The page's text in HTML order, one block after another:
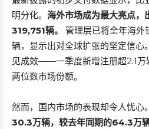
明分化。 海外市场成为最大亮点，
319,751辆。
管理层已将全年海外
辆，显示出对全球扩张的坚定信心
见成效——一季度新增注册超2.1万
两位数市场份额。
然而，国内市场的表现却令人忧心。
30.3万辆，较去年同期的64.3万辆